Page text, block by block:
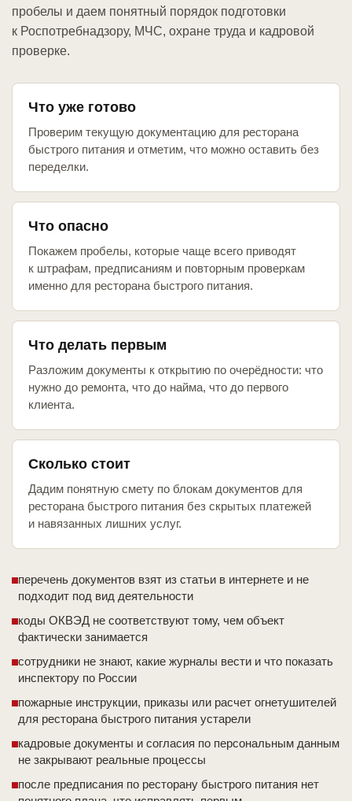
пробелы и даем понятный порядок подготовки
к Роспотребнадзору, МЧС, охране труда и кадровой
проверке.
Что уже готово
Проверим текущую документацию для ресторана
быстрого питания и отметим, что можно оставить без
переделки.
Что опасно
Покажем пробелы, которые чаще всего приводят
к штрафам, предписаниям и повторным проверкам
именно для ресторана быстрого питания.
Что делать первым
Разложим документы к открытию по очерёдности: что
нужно до ремонта, что до найма, что до первого
клиента.
Сколько стоит
Дадим понятную смету по блокам документов для
ресторана быстрого питания без скрытых платежей
и навязанных лишних услуг.
перечень документов взят из статьи в интернете и не
подходит под вид деятельности
коды ОКВЭД не соответствуют тому, чем объект
фактически занимается
сотрудники не знают, какие журналы вести и что показать
инспектору по России
пожарные инструкции, приказы или расчет огнетушителей
для ресторана быстрого питания устарели
кадровые документы и согласия по персональным данным
не закрывают реальные процессы
после предписания по ресторану быстрого питания нет